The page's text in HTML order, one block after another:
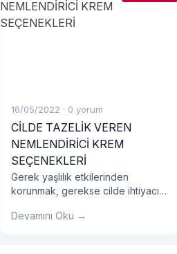
16/05/2022 · 0 yorum
CİLDE TAZELİK VEREN
NEMLENDİRİCİ KREM
SEÇENEKLERİ
Gerek yaşlılık etkilerinden
korunmak, gerekse cilde ihtiyacı
uygun yapıdaki bir yüz kremi
Devamını Oku →